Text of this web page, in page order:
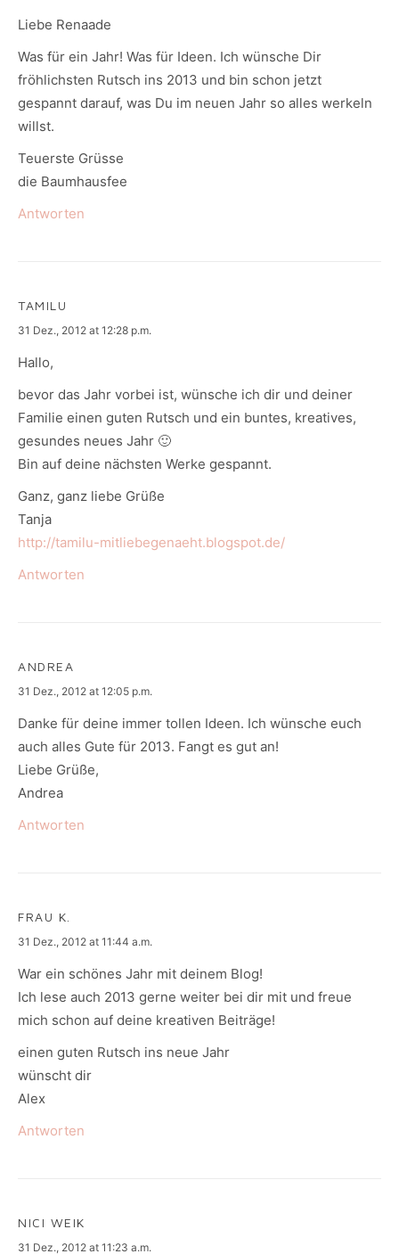
Liebe Renaade
Was für ein Jahr! Was für Ideen. Ich wünsche Dir
fröhlichsten Rutsch ins 2013 und bin schon jetzt
gespannt darauf, was Du im neuen Jahr so alles werkeln
willst.
Teuerste Grüsse
die Baumhausfee
Antworten
TAMILU
says:
31 Dez., 2012 at 12:28 p.m.
Hallo,
bevor das Jahr vorbei ist, wünsche ich dir und deiner
Familie einen guten Rutsch und ein buntes, kreatives,
gesundes neues Jahr 🙂
Bin auf deine nächsten Werke gespannt.
Ganz, ganz liebe Grüße
Tanja
http://tamilu-mitliebegenaeht.blogspot.de/
Antworten
ANDREA
says:
31 Dez., 2012 at 12:05 p.m.
Danke für deine immer tollen Ideen. Ich wünsche euch
auch alles Gute für 2013. Fangt es gut an!
Liebe Grüße,
Andrea
Antworten
FRAU K.
says:
31 Dez., 2012 at 11:44 a.m.
War ein schönes Jahr mit deinem Blog!
Ich lese auch 2013 gerne weiter bei dir mit und freue
mich schon auf deine kreativen Beiträge!
einen guten Rutsch ins neue Jahr
wünscht dir
Alex
Antworten
NICI WEIK
says:
31 Dez., 2012 at 11:23 a.m.